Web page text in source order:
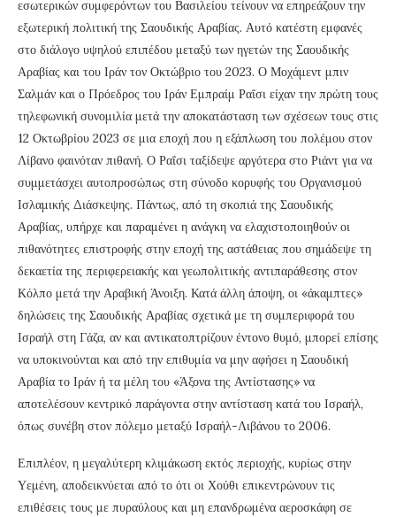
εσωτερικών συμφερόντων του Βασιλείου τείνουν να επηρεάζουν την
εξωτερική πολιτική της Σαουδικής Αραβίας. Αυτό κατέστη εμφανές
στο διάλογο υψηλού επιπέδου μεταξύ των ηγετών της Σαουδικής
Αραβίας και του Ιράν τον Οκτώβριο του 2023. Ο Μοχάμεντ μπιν
Σαλμάν και ο Πρόεδρος του Ιράν Εμπραίμ Ραΐσι είχαν την πρώτη τους
τηλεφωνική συνομιλία μετά την αποκατάσταση των σχέσεων τους στις
12 Οκτωβρίου 2023 σε μια εποχή που η εξάπλωση του πολέμου στον
Λίβανο φαινόταν πιθανή. Ο Ραΐσι ταξίδεψε αργότερα στο Ριάντ για να
συμμετάσχει αυτοπροσώπως στη σύνοδο κορυφής του Οργανισμού
Ισλαμικής Διάσκεψης. Πάντως, από τη σκοπιά της Σαουδικής
Αραβίας, υπήρχε και παραμένει η ανάγκη να ελαχιστοποιηθούν οι
πιθανότητες επιστροφής στην εποχή της αστάθειας που σημάδεψε τη
δεκαετία της περιφερειακής και γεωπολιτικής αντιπαράθεσης στον
Κόλπο μετά την Αραβική Άνοιξη. Κατά άλλη άποψη, οι «άκαμπτες»
δηλώσεις της Σαουδικής Αραβίας σχετικά με τη συμπεριφορά του
Ισραήλ στη Γάζα, αν και αντικατοπτρίζουν έντονο θυμό, μπορεί επίσης
να υποκινούνται και από την επιθυμία να μην αφήσει η Σαουδική
Αραβία το Ιράν ή τα μέλη του «Άξονα της Αντίστασης» να
αποτελέσουν κεντρικό παράγοντα στην αντίσταση κατά του Ισραήλ,
όπως συνέβη στον πόλεμο μεταξύ Ισραήλ-Λιβάνου το 2006.
Επιπλέον, η μεγαλύτερη κλιμάκωση εκτός περιοχής, κυρίως στην
Υεμένη, αποδεικνύεται από το ότι οι Χούθι επικεντρώνουν τις
επιθέσεις τους με πυραύλους και μη επανδρωμένα αεροσκάφη σε